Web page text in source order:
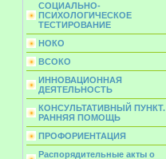
СОЦИАЛЬНО-
ПСИХОЛОГИЧЕСКОЕ
ТЕСТИРОВАНИЕ
НОКО
ВСОКО
ИННОВАЦИОННАЯ
ДЕЯТЕЛЬНОСТЬ
КОНСУЛЬТАТИВНЫЙ ПУНКТ.
РАННЯЯ ПОМОЩЬ
ПРОФОРИЕНТАЦИЯ
Распорядительные акты о